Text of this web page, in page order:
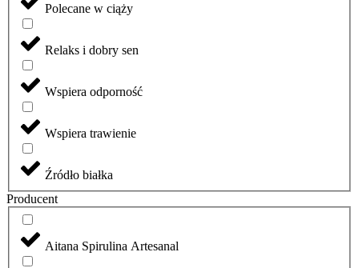
Polecane w ciąży
Relaks i dobry sen
Wspiera odporność
Wspiera trawienie
Źródło białka
Producent
Aitana Spirulina Artesanal